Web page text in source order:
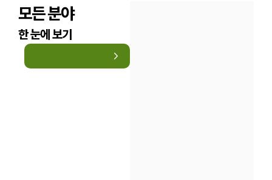
모든 분야
한 눈에 보기